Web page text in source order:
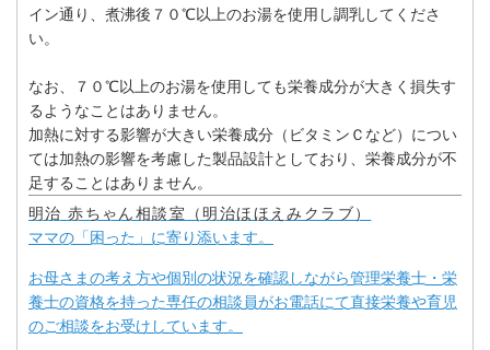
イン通り、煮沸後７０℃以上のお湯を使用し調乳してくださ
い。
なお、７０℃以上のお湯を使用しても栄養成分が大きく損失す
るようなことはありません。
加熱に対する影響が大きい栄養成分（ビタミンＣなど）につい
ては加熱の影響を考慮した製品設計としており、栄養成分が不
足することはありません。
明治 赤ちゃん相談室（明治ほほえみクラブ）
ママの「困った」に寄り添います。
お母さまの考え方や個別の状況を確認しながら管理栄養士・栄
養士の資格を持った専任の相談員がお電話にて直接栄養や育児
のご相談をお受けしています。